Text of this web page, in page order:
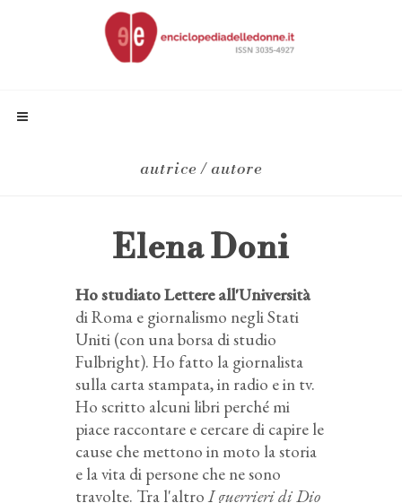
autrice / autore
Elena Doni
Ho studiato Lettere all'Università
di Roma e giornalismo negli Stati
Uniti (con una borsa di studio
Fulbright). Ho fatto la giornalista
sulla carta stampata, in radio e in tv.
Ho scritto alcuni libri perché mi
piace raccontare e cercare di capire le
cause che mettono in moto la storia
e la vita di persone che ne sono
travolte. Tra l'altro I guerrieri di Dio